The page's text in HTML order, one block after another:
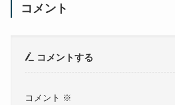
コメント
コメントする
コメント ※